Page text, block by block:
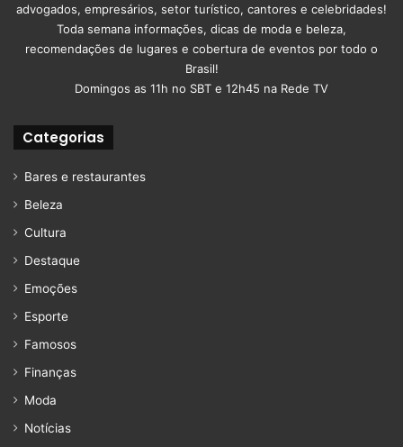
advogados, empresários, setor turístico, cantores e celebridades!
Toda semana informações, dicas de moda e beleza,
recomendações de lugares e cobertura de eventos por todo o
Brasil!
Domingos as 11h no SBT e 12h45 na Rede TV
Categorias
Bares e restaurantes
Beleza
Cultura
Destaque
Emoções
Esporte
Famosos
Finanças
Moda
Notícias